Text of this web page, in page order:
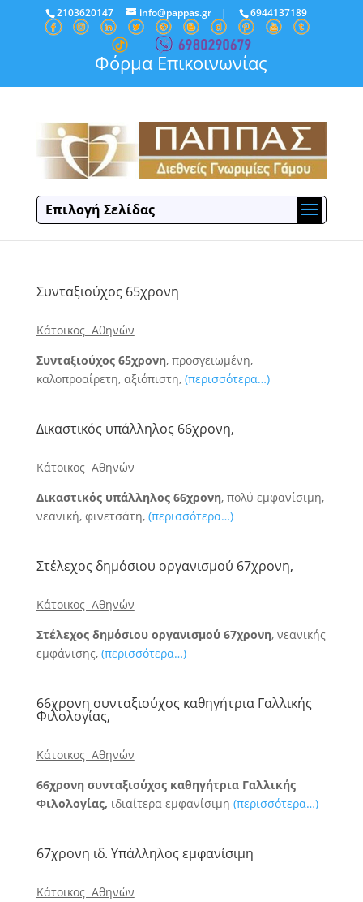
2103620147 info@pappas.gr| 6944137189
Φόρμα Επικοινωνίας
Επιλογή Σελίδας
Συνταξιούχος 65χρονη
Κάτοικος Αθηνών
Συνταξιούχος 65χρονη, προσγειωμένη,
καλοπροαίρετη, αξιόπιστη, (περισσότερα…)
Δικαστικός υπάλληλος 66χρονη,
Κάτοικος Αθηνών
Δικαστικός υπάλληλος 66χρονη, πολύ εμφανίσιμη,
νεανική, φινετσάτη, (περισσότερα…)
Στέλεχος δημόσιου οργανισμού 67χρονη,
Κάτοικος Αθηνών
Στέλεχος δημόσιου οργανισμού 67χρονη, νεανικής
εμφάνισης, (περισσότερα…)
66χρονη συνταξιούχος καθηγήτρια Γαλλικής
Φιλολογίας,
Κάτοικος Αθηνών
66χρονη συνταξιούχος καθηγήτρια Γαλλικής
Φιλολογίας, ιδιαίτερα εμφανίσιμη (περισσότερα…)
67χρονη ιδ. Υπάλληλος εμφανίσιμη
Κάτοικος Αθηνών